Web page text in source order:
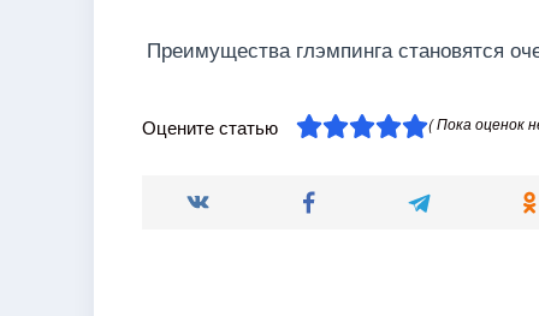
Преимущества глэмпинга становятся
Оцените статью ( Пока оценок